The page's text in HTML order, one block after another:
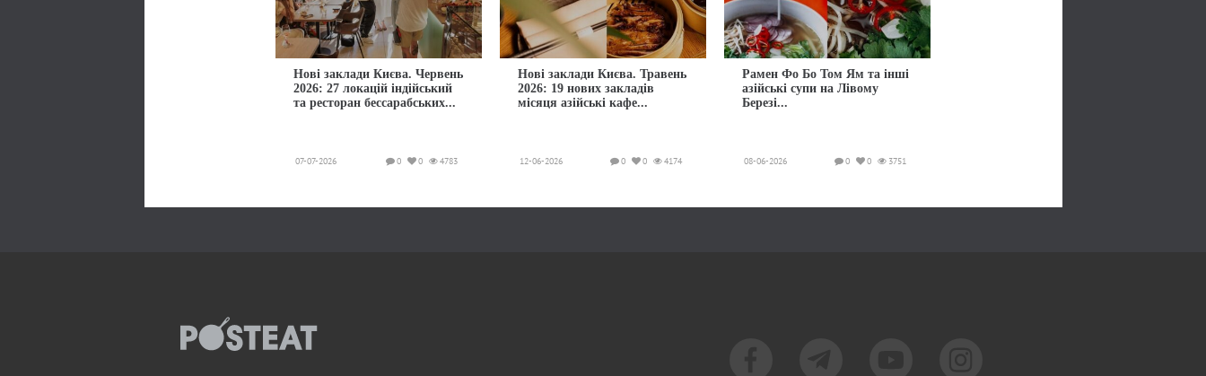
Нові заклади Києва. Червень
2026: 27 локацій індійський
та ресторан бессарабських...
07-07-2026 4783
0
0
Нові заклади Києва. Травень
2026: 19 нових закладів
місяця азійські кафе...
12-06-2026 4174
0
0
Рамен Фо Бо Том Ям та інші
азійські супи на Лівому
Березі...
08-06-2026 3751
0
0